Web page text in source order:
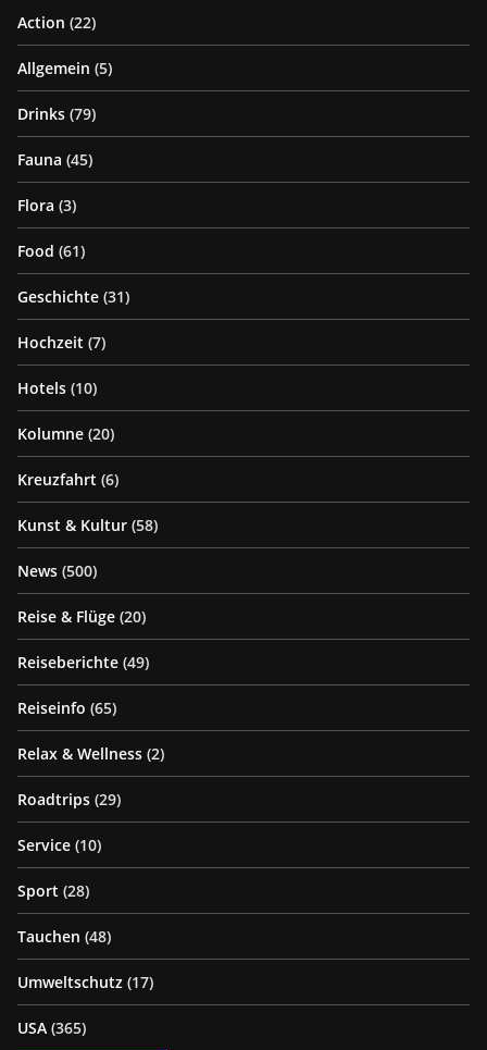
Action (22)
Allgemein (5)
Drinks (79)
Fauna (45)
Flora (3)
Food (61)
Geschichte (31)
Hochzeit (7)
Hotels (10)
Kolumne (20)
Kreuzfahrt (6)
Kunst & Kultur (58)
News (500)
Reise & Flüge (20)
Reiseberichte (49)
Reiseinfo (65)
Relax & Wellness (2)
Roadtrips (29)
Service (10)
Sport (28)
Tauchen (48)
Umweltschutz (17)
USA (365)